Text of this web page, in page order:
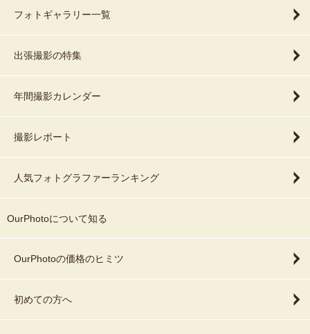
フォトギャラリー一覧
出張撮影の特集
年間撮影カレンダー
撮影レポート
人気フォトグラファーランキング
OurPhotoについて知る
OurPhotoの価格のヒミツ
初めての方へ